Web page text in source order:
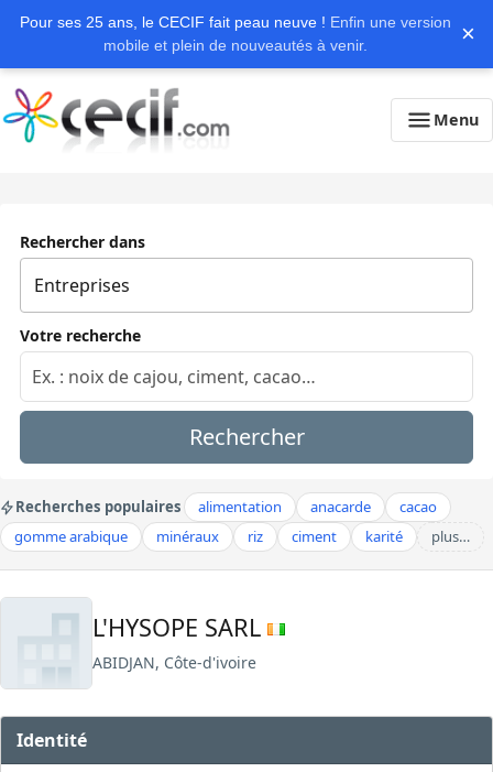
Pour ses 25 ans, le CECIF fait peau neuve ! Enfin une version
mobile et plein de nouveautés à venir.
×
Menu
Rechercher dans
Votre recherche
Rechercher
Recherches populaires alimentation anacarde
cacao
gomme arabique
minéraux riz ciment karité plus…
L'HYSOPE SARL
ABIDJAN, Côte-d'ivoire
Identité